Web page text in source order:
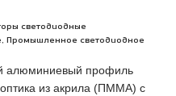
светодиодные
Промышленное светодиодное
алюминиевый профиль
из акрила (ПММА) с